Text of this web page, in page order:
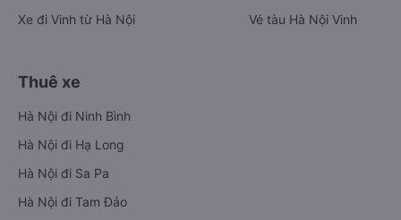
Xe đi Vinh từ Hà Nội
Vé tàu Hà Nội Vinh
Thuê xe
Hà Nội đi Ninh Bình
Hà Nội đi Hạ Long
Hà Nội đi Sa Pa
Hà Nội đi Tam Đảo